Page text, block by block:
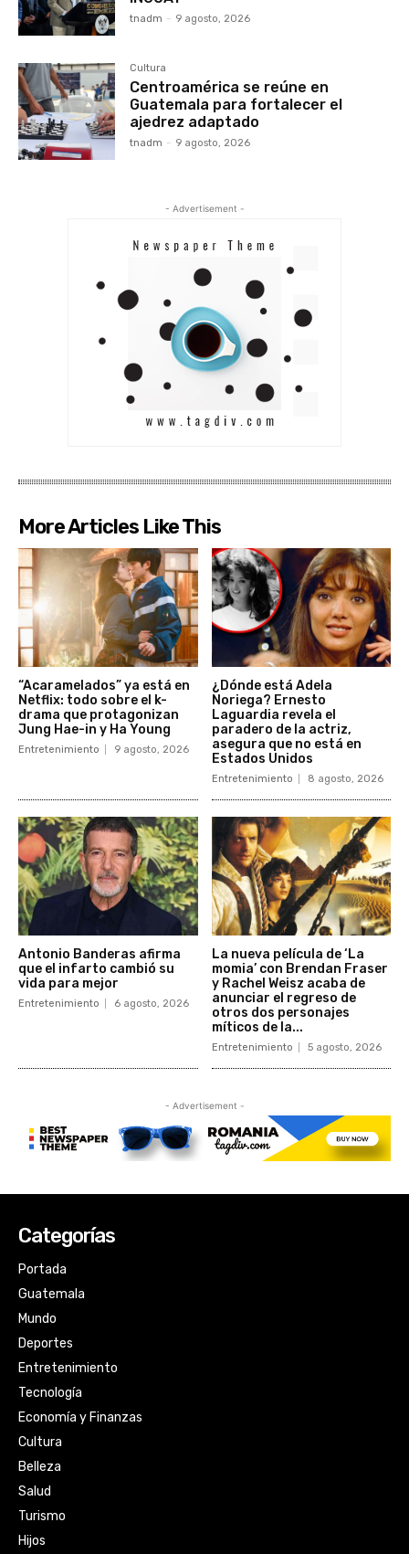
Categorías
Portada
Guatemala
Mundo
Deportes
Entretenimiento
Tecnología
Economía y Finanzas
Cultura
Belleza
Salud
Turismo
Hijos